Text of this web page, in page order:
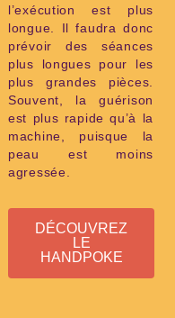
l’exécution est plus
longue. Il faudra donc
prévoir des séances
plus longues pour les
plus grandes pièces.
Souvent, la guérison
est plus rapide qu’à la
machine, puisque la
peau est moins
agressée.
DÉCOUVREZ
LE
HANDPOKE